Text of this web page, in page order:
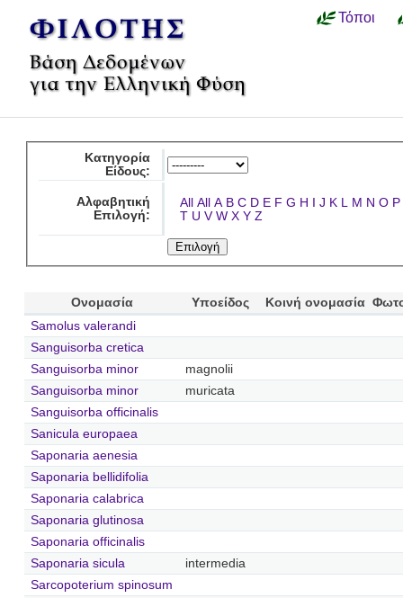
Τόποι
Κατηγορία
Είδους:
Αλφαβητική
Επιλογή:
All All A B C D E F G H I J K L M N O P
T U V W X Y Z
Ονομασία Υποείδος Κοινή ονομασία
Samolus valerandi
Sanguisorba cretica
Sanguisorba minor
magnolii
Sanguisorba minor
muricata
Sanguisorba officinalis
Sanicula europaea
Saponaria aenesia
Saponaria bellidifolia
Saponaria calabrica
Saponaria glutinosa
Saponaria officinalis
Saponaria sicula
intermedia
Sarcopoterium spinosum